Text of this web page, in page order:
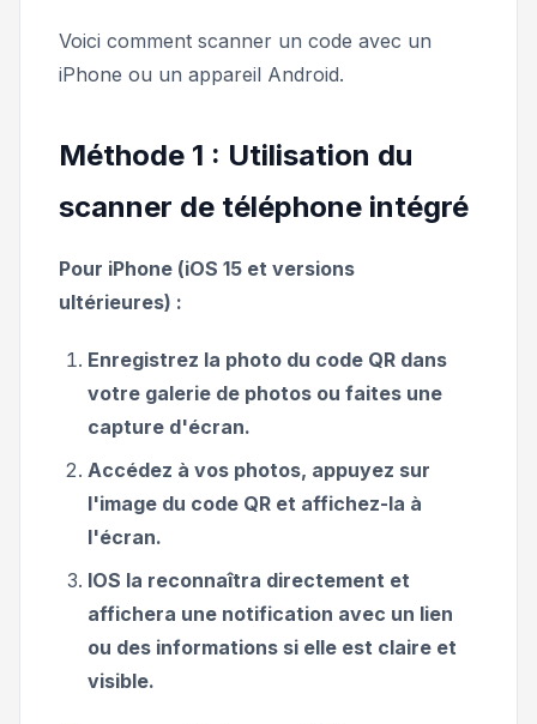
Voici comment scanner un code avec un
iPhone ou un appareil Android.
Méthode 1 : Utilisation du
scanner de téléphone intégré
Pour iPhone (iOS 15 et versions
ultérieures) :
Enregistrez la photo du code QR dans
votre galerie de photos ou faites une
capture d'écran.
Accédez à vos photos, appuyez sur
l'image du code QR et affichez-la à
l'écran.
IOS la reconnaîtra directement et
affichera une notification avec un lien
ou des informations si elle est claire et
visible.